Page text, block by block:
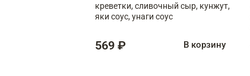
креветки, сливочный сыр, кунжут,
яки соус, унаги соус
569 ₽ В корзину